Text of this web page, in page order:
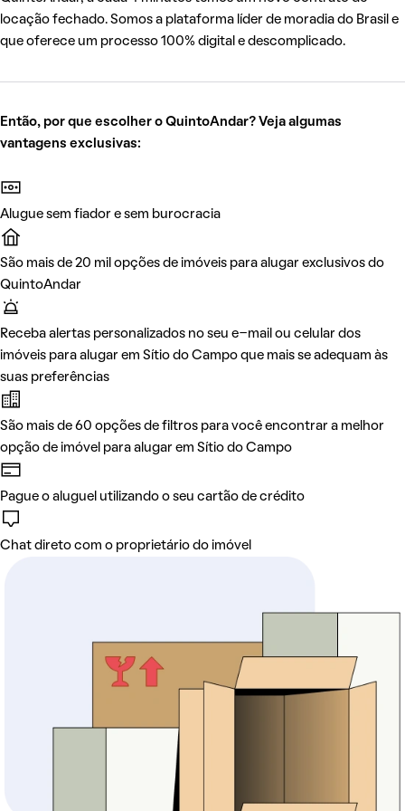
locação fechado. Somos a plataforma líder de moradia do Brasil e
que oferece um processo 100% digital e descomplicado.
Então, por que escolher o QuintoAndar? Veja algumas
vantagens exclusivas:
Alugue sem fiador e sem burocracia
São mais de 20 mil opções de imóveis para alugar exclusivos do
QuintoAndar
Receba alertas personalizados no seu e-mail ou celular dos
imóveis para alugar em Sítio do Campo que mais se adequam às
suas preferências
São mais de 60 opções de filtros para você encontrar a melhor
opção de imóvel para alugar em Sítio do Campo
Pague o aluguel utilizando o seu cartão de crédito
Chat direto com o proprietário do imóvel